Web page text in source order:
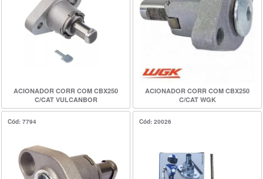
ACIONADOR CORR COM CBX250
C/CAT VULCANBOR
ACIONADOR CORR COM CBX250
C/CAT WGK
Cód: 7794 Cód: 20026